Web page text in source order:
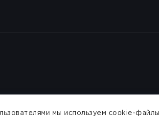
мы используем cookie-